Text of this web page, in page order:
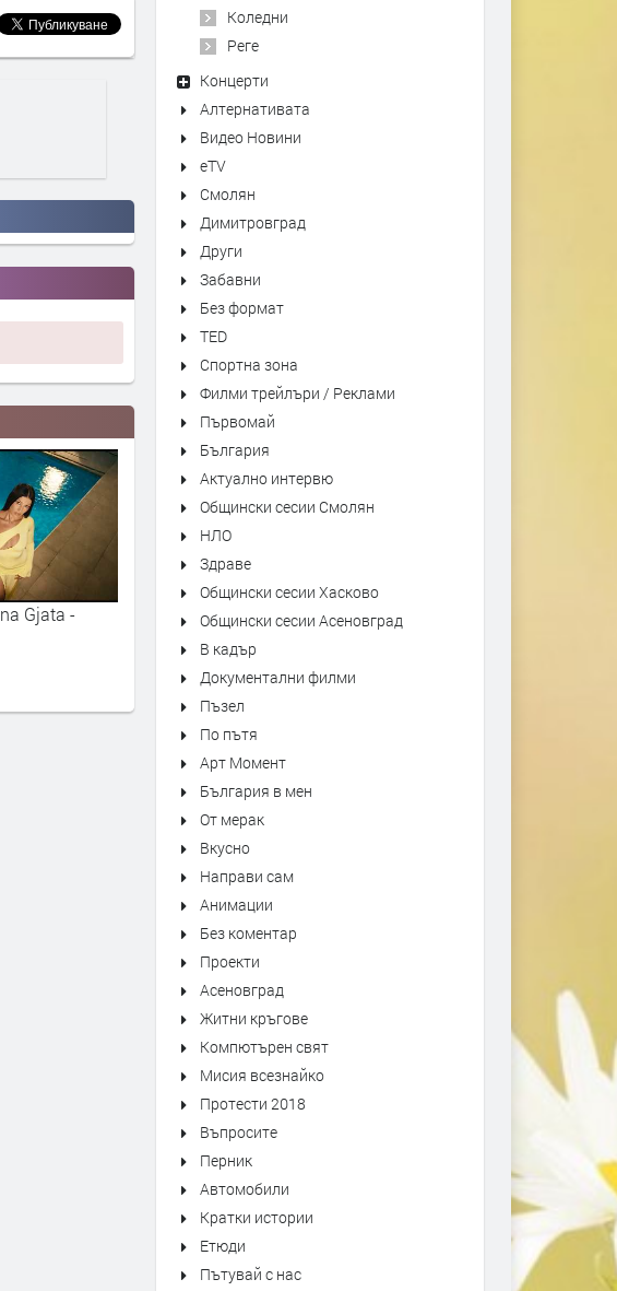
"Bésame Mucho" Alfredo
Rodriguez Trio Live at Montreux
Jazz Festival
преди 18 часа
Коледни
Реге
Концерти
Алтернативата
Видео Новини
eTV
Смолян
Димитровград
Други
Забавни
Без формат
TED
Спортна зона
Филми трейлъри / Реклами
Първомай
България
Актуално интервю
Общински сесии Смолян
НЛО
Здраве
Общински сесии Хасково
Общински сесии Асеновград
В кадър
Документални филми
Пъзел
По пътя
Арт Момент
България в мен
От мерак
Вкусно
Направи сам
Анимации
Без коментар
Проекти
Асеновград
Житни кръгове
Компютърен свят
Мисия всезнайко
Протести 2018
Въпросите
Перник
Автомобили
Кратки истории
Етюди
Пътувай с нас